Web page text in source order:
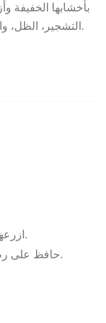
بأخشابها الخفيفة
التشجير، الظل، والزينة، كما تتحمل الظروف المناخية المتنوعة.
ازرعها سطحيًا في تربة خفيفة جيدة التصريف.
حافظ على رطوبة التربة حتى الإنبات (2 إلى 4 أسابيع).